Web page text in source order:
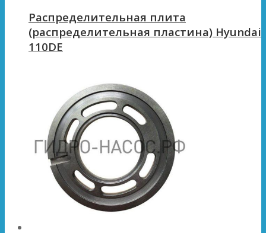
Распределительная плита
(распределительная пластина) Hyundai
110DE